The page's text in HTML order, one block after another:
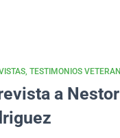
TESTIMONIOS
a